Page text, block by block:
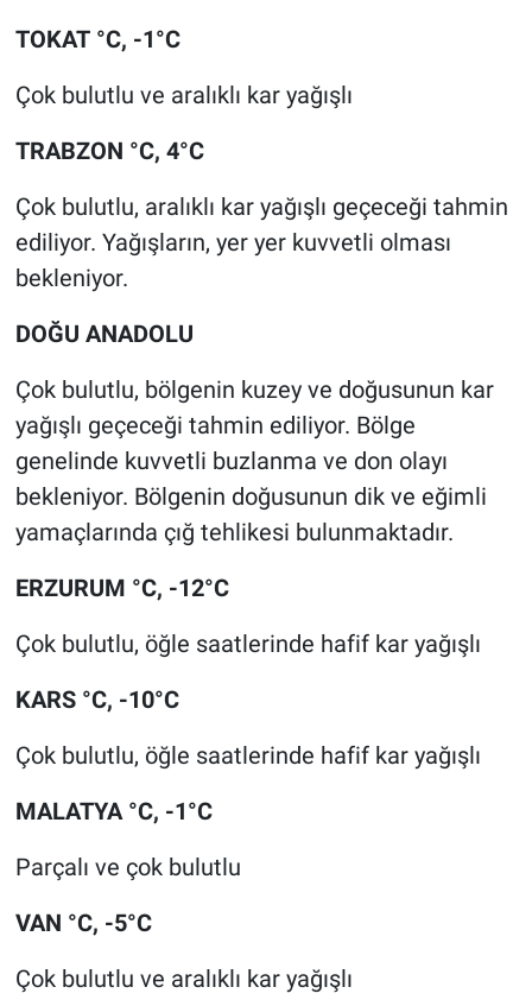
TOKAT °C, -1°C
Çok bulutlu ve aralıklı kar yağışlı
TRABZON °C, 4°C
Çok bulutlu, aralıklı kar yağışlı geçeceği tahmin
ediliyor. Yağışların, yer yer kuvvetli olması
bekleniyor.
DOĞU ANADOLU
Çok bulutlu, bölgenin kuzey ve doğusunun kar
yağışlı geçeceği tahmin ediliyor. Bölge
genelinde kuvvetli buzlanma ve don olayı
bekleniyor. Bölgenin doğusunun dik ve eğimli
yamaçlarında çığ tehlikesi bulunmaktadır.
ERZURUM °C, -12°C
Çok bulutlu, öğle saatlerinde hafif kar yağışlı
KARS °C, -10°C
Çok bulutlu, öğle saatlerinde hafif kar yağışlı
MALATYA °C, -1°C
Parçalı ve çok bulutlu
VAN °C, -5°C
Çok bulutlu ve aralıklı kar yağışlı